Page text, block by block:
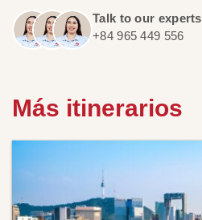
Talk to our experts
+84 965 449 556
Más itinerarios